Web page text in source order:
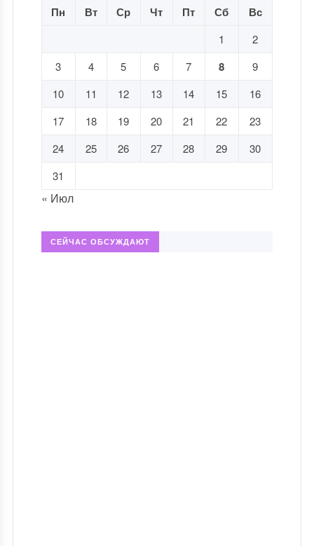
Пн Вт Ср Чт Пт Сб Вс
1
2
3
4 5 6 7 8
9
10
11 12 13 14 15
16
17
18 19 20 21 22
23
24
25 26 27 28 29
30
31
« Июл
СЕЙЧАС ОБСУЖДАЮТ